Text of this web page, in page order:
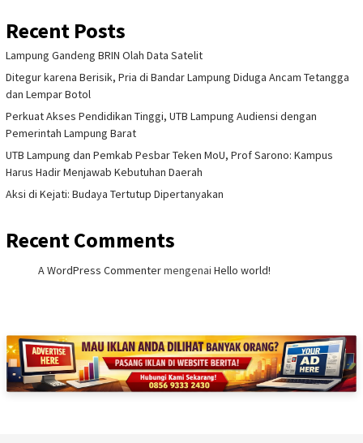
Recent Posts
Lampung Gandeng BRIN Olah Data Satelit
Ditegur karena Berisik, Pria di Bandar Lampung Diduga Ancam Tetangga
dan Lempar Botol
Perkuat Akses Pendidikan Tinggi, UTB Lampung Audiensi dengan
Pemerintah Lampung Barat
UTB Lampung dan Pemkab Pesbar Teken MoU, Prof Sarono: Kampus
Harus Hadir Menjawab Kebutuhan Daerah
Aksi di Kejati: Budaya Tertutup Dipertanyakan
Recent Comments
A WordPress Commentermengenai Hello world!